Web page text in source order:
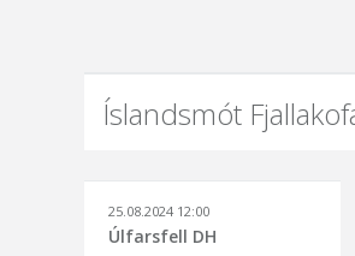
Íslandsmót
25.08.2024 12:00
Úlfarsfell DH